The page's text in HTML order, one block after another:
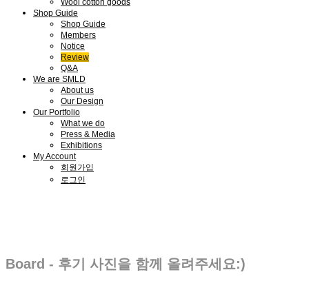
Wool cotton goods
Shop Guide
Shop Guide
Members
Notice
Review
Q&A
We are SMLD
About us
Our Design
Our Portfolio
What we do
Press & Media
Exhibitions
My Account
회원가입
로그인
Board - 후기 사진을 함께 올려주세요:)